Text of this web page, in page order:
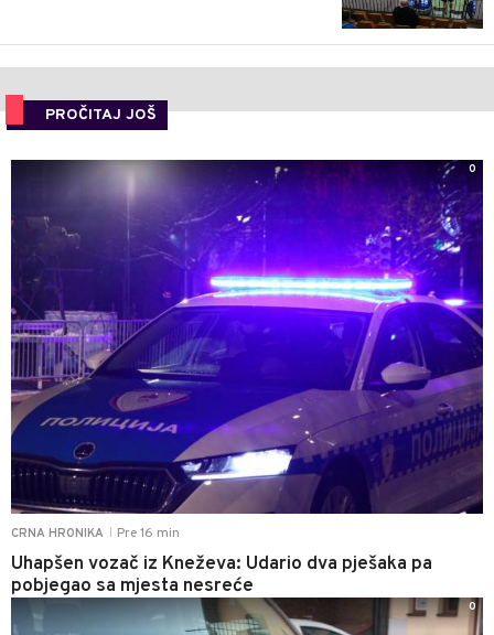
PROČITAJ JOŠ
CRNA HRONIKA Pre 16 min
Uhapšen vozač iz Kneževa: Udario dva pješaka pa
pobjegao sa mjesta nesreće
0
0